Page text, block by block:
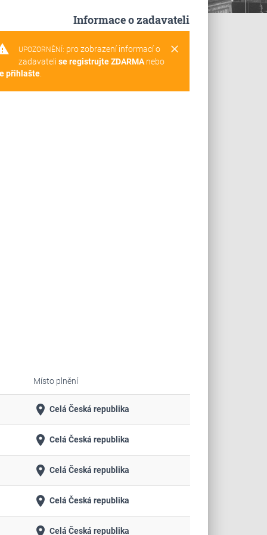
Informace o zadavateli
clear
UPOZORNĚNÍ: pro zobrazení informací o
zadavateli se registrujte ZDARMAnebo
přihlašte.
Místo plnění
place Celá Česká republika
place Celá Česká republika
place Celá Česká republika
place Celá Česká republika
place Celá Česká republika